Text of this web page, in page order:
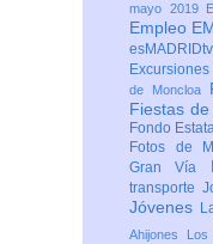
mayo 2019
Empleo
Excursiones
de Moncloa
Fiestas de
Fondo
Fotos de
Gran Vía
transporte
Jóvenes
Ahijones